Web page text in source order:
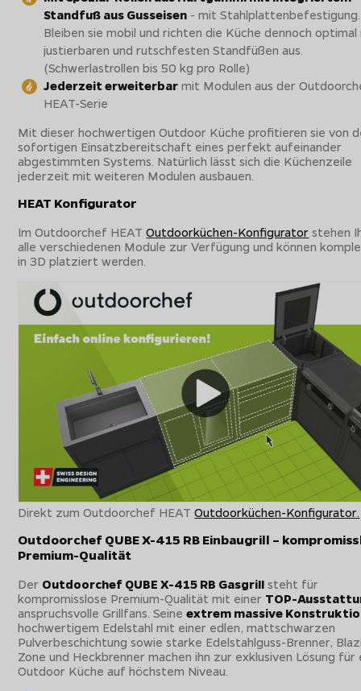
Standfuß aus Gusseisen - mit Stahlplattenbefestigung.
Bleiben sie mobil und richten die Küche dennoch
justierbaren und rutschfesten Standfüßen aus.
(Schwerlastrollen bis 50 kg pro Rolle)
Jederzeit erweiterbar mit Modulen aus der
HEAT-Serie
Mit dieser hochwertigen Outdoor Küche profitieren sie von
sofortigen Einsatzbereitschaft eines perfekt aufeinander
abgestimmten Systems. Natürlich lässt sich die Küchenzeile
jederzeit mit weiteren Modulen ausbauen.
HEAT Konfigurator
Im Outdoorchef HEATOutdoorküchen-Konfigurator stehen
alle verschiedenen Module zur Verfügung und können
in 3D platziert werden.
Direkt zum Outdoorchef HEATOutdoorküchen-Konfigurator.
Outdoorchef QUBE X-415 RB Einbaugrill –
Premium-Qualität
Der Outdoorchef QUBE X-415 RB Gasgrill steht für
kompromisslose Premium-Qualität mit einer TOP-
anspruchsvolle Grillfans. Seineextrem massive
hochwertigem Edelstahl mit einer edlen, mattschwarzen
Pulverbeschichtung sowie starke Edelstahlguss-Brenner,
Zone und Heckbrenner machen ihn zur exklusiven Lösung für
Outdoor Küche auf höchstem Niveau.